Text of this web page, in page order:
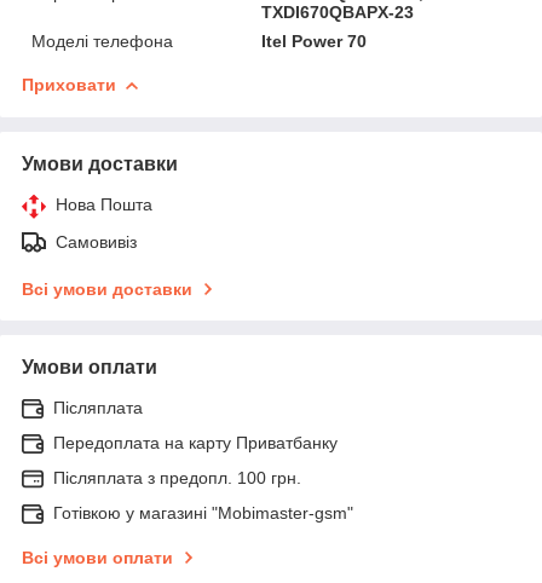
TXDI670QBAPX-23
Моделі телефона
Itel Power 70
Приховати
Умови доставки
Нова Пошта
Самовивіз
Всі умови доставки
Умови оплати
Післяплата
Передоплата на карту Приватбанку
Післяплата з предопл. 100 грн.
Готівкою у магазині "Mobimaster-gsm"
Всі умови оплати